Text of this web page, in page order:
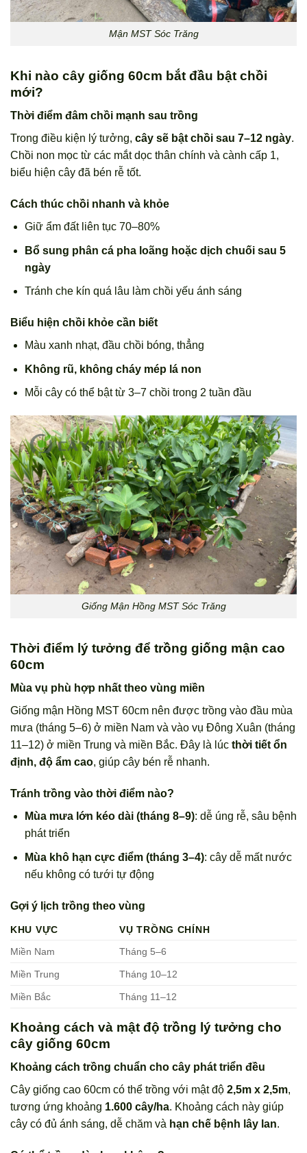
Mận MST Sóc Trăng
Khi nào cây giống 60cm bắt đầu bật chồi
mới?
Thời điểm đâm chồi mạnh sau trồng
Trong điều kiện lý tưởng, cây sẽ bật chồi sau 7–12 ngày.
Chồi non mọc từ các mắt dọc thân chính và cành cấp 1,
biểu hiện cây đã bén rễ tốt.
Cách thúc chồi nhanh và khỏe
Giữ ẩm đất liên tục 70–80%
Bổ sung phân cá pha loãng hoặc dịch chuối sau 5
ngày
Tránh che kín quá lâu làm chồi yếu ánh sáng
Biểu hiện chồi khỏe cần biết
Màu xanh nhạt, đầu chồi bóng, thẳng
Không rũ, không cháy mép lá non
Mỗi cây có thể bật từ 3–7 chồi trong 2 tuần đầu
Giống Mận Hồng MST Sóc Trăng
Thời điểm lý tưởng để trồng giống mận cao
60cm
Mùa vụ phù hợp nhất theo vùng miền
Giống mận Hồng MST 60cm nên được trồng vào đầu mùa
mưa (tháng 5–6) ở miền Nam và vào vụ Đông Xuân (tháng
11–12) ở miền Trung và miền Bắc. Đây là lúc thời tiết ổn
định, độ ẩm cao, giúp cây bén rễ nhanh.
Tránh trồng vào thời điểm nào?
Mùa mưa lớn kéo dài (tháng 8–9): dễ úng rễ, sâu bệnh
phát triển
Mùa khô hạn cực điểm (tháng 3–4): cây dễ mất nước
nếu không có tưới tự động
Gợi ý lịch trồng theo vùng
KHU VỰC
VỤ TRỒNG CHÍNH
Miền Nam
Tháng 5–6
Miền Trung Tháng 10–12
Miền Bắc Tháng 11–12
Khoảng cách và mật độ trồng lý tưởng cho
cây giống 60cm
Khoảng cách trồng chuẩn cho cây phát triển đều
Cây giống cao 60cm có thể trồng với mật độ 2,5m x 2,5m,
tương ứng khoảng 1.600 cây/ha. Khoảng cách này giúp
cây có đủ ánh sáng, dễ chăm và hạn chế bệnh lây lan.